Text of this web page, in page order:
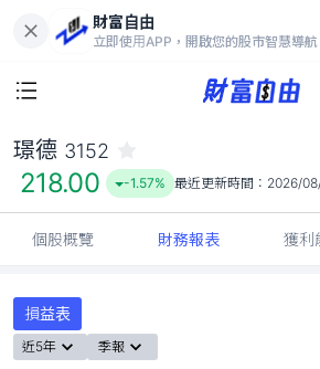
財富自由
立即使用APP，開啟您的股市智慧導航
218.00
-1.57%
璟德 3152
218.00 -1.57% 最近更新時間： 2026/
個股概覽 財務報表 獲利
損益表
近5年 季報